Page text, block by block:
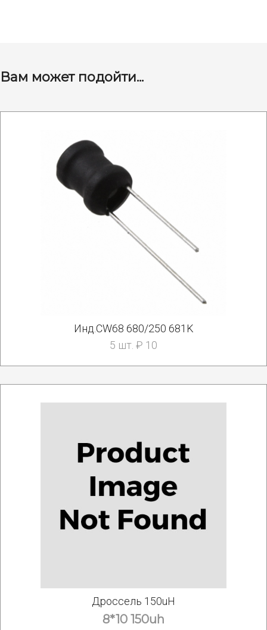
Вам может подойти...
Инд.CW68 680/250 681K
5 шт. ₽ 10
Дроссель 150uH
8*10 150uh